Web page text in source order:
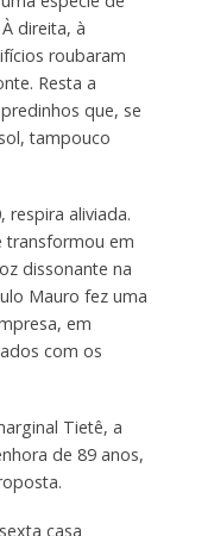
direita, à
roubaram
Resta a
que, se
tampouco
respira aliviada.
transformou em
dissonante na
Mauro fez uma
em
com os
Tietê, a
de 89 anos,
casa